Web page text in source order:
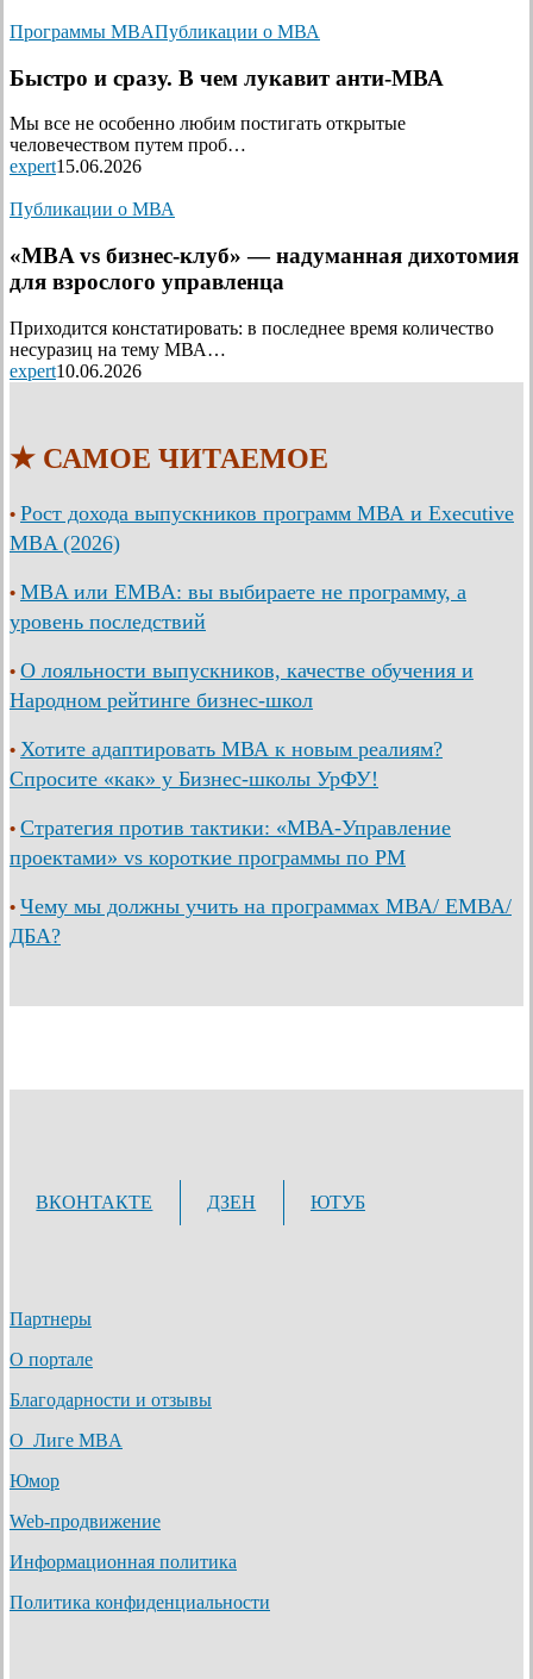
Программы MBAПубликации о МВА
Быстро и сразу. В чем лукавит анти-МВА
Мы все не особенно любим постигать открытые
человечеством путем проб…
expert15.06.2026
Публикации о МВА
«MBA vs бизнес-клуб» — надуманная дихотомия
для взрослого управленца
Приходится констатировать: в последнее время количество
несуразиц на тему МВА…
expert10.06.2026
★ САМОЕ ЧИТАЕМОЕ
• Рост дохода выпускников программ МВА и Executive
MBA (2026)
• MBA или EMBA: вы выбираете не программу, а
уровень последствий
• О лояльности выпускников, качестве обучения и
Народном рейтинге бизнес-школ
• Хотите адаптировать МВА к новым реалиям?
Спросите «как» у Бизнес-школы УрФУ!
• Стратегия против тактики: «МВА-Управление
проектами» vs короткие программы по PM
• Чему мы должны учить на программах МВА/ ЕМВА/
ДБА?
ВКОНТАКТЕ ДЗЕН ЮТУБ
Партнеры
О портале
Благодарности и отзывы
О Лиге MBA
Юмор
Web-продвижение
Информационная политика
Политика конфиденциальности